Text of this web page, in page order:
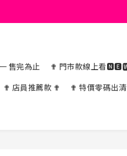
售完為止 ✟ 門市款線上看
✟ 店員推薦款 ✟ ✟ 特價零碼出